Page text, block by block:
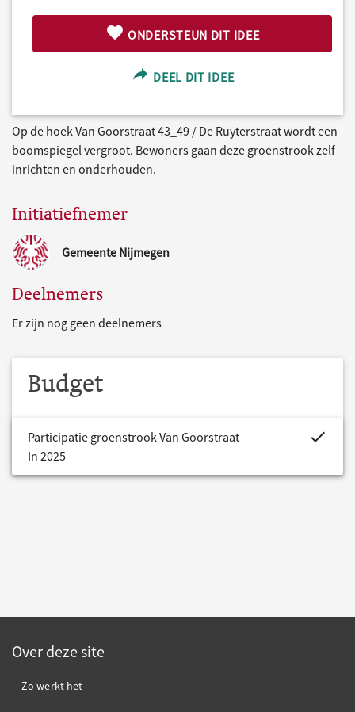
ONDERSTEUN DIT IDEE
DEEL DIT IDEE
Op de hoek Van Goorstraat 43_49 / De Ruyterstraat wordt een
boomspiegel vergroot. Bewoners gaan deze groenstrook zelf
inrichten en onderhouden.
Initiatiefnemer
Gemeente Nijmegen
Deelnemers
Er zijn nog geen deelnemers
Budget
Participatie groenstrook Van Goorstraat
In 2025
Over deze site
Zo werkt het